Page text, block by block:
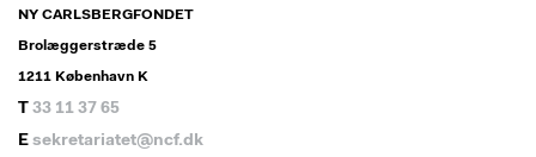
NY CARLSBERGFONDET
Brolæggerstræde 5
1211 København K
T 33 11 37 65
E sekretariatet@ncf.dk